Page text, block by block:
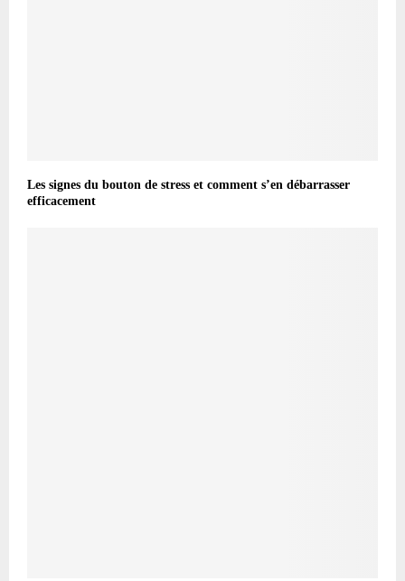
Les signes du bouton de stress et comment s’en débarrasser
efficacement